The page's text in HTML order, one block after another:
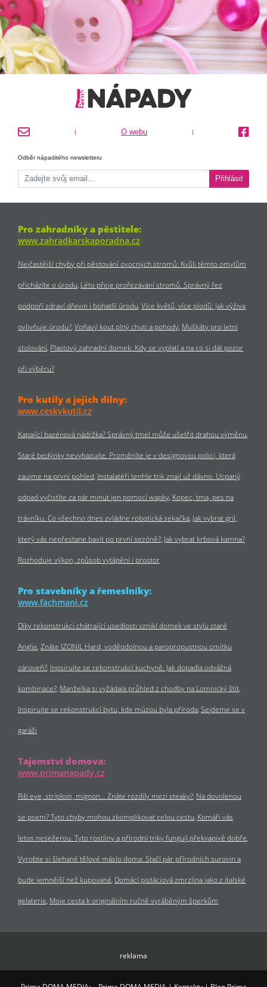
| O webu |
Odběr nápaditého newsletteru
Přihlásit
Pro zahradníky a pěstitele:
www.zahradkarskaporadna.cz
Nejčastější chyby při pěstování ovocných stromů: Kvůli těmto omylům
přicházíte o úrodu Léto přeje prořezávání stromů. Správný řez
podpoří zdraví dřevin i bohatší úrodu Více květů, více plodů: Jak výživa
ovlivňuje úrodu? Voňavý kout plný chuti a pohody Muškáty pro letní
stolování Plastový zahradní domek: Kdy se vyplatí a na co si dát pozor
při výběru?
Pro kutily a jejich dílny:
www.ceskykutil.cz
Kapající bazénová nádržka? Správný tmel může ušetřit drahou výměnu
Staré bedýnky nevyhazujte. Proměníte je v designovou polici, která
zaujme na první pohled Instalatéři tenhle trik znají už dávno. Ucpaný
odpad vyčistíte za pár minut jen pomocí wapky Kopec, tma, pes na
trávníku. Co všechno dnes zvládne robotická sekačka Jak vybrat gril,
který vás nepřestane bavit po první sezóně? Jak vybrat krbová kamna?
Rozhoduje výkon, způsob vytápění i prostor
Pro stavebníky a řemeslníky:
www.fachmani.cz
Díky rekonstrukci chátrající usedlosti vznikl domek ve stylu staré
Anglie Znáte IZONIL Hard, voděodolnou a paropropustnou omítku
zároveň? Inpsirujte se rekonstrukcí kuchyně. Jak dopadla odvážná
kombinace? Manželka si vyžádala průhled z chodby na Lomnický štít
Inspirujte se rekonstrukcí bytu, kde múzou byla příroda Sejdeme se v
garáži
Tajemství domova:
www.primanapady.cz
Rib eye, striploin, mignon… Znáte rozdíly mezi steaky? Na dovolenou
se psem? Tyto chyby mohou zkomplikovat celou cestu Komáři vás
letos nesežerou. Tyto rostliny a přírodní triky fungují překvapivě dobře
Vyrobte si šlehané tělové máslo doma: Stačí pár přírodních surovin a
bude jemnější než kupované Domácí pistáciová zmrzlina jako z italské
gelaterie Moje cesta k originálním ručně vyráběným šperkům
reklama